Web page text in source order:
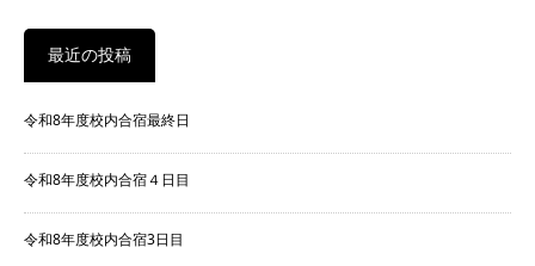
最近の投稿
令和8年度校内合宿最終日
令和8年度校内合宿４日目
令和8年度校内合宿3日目